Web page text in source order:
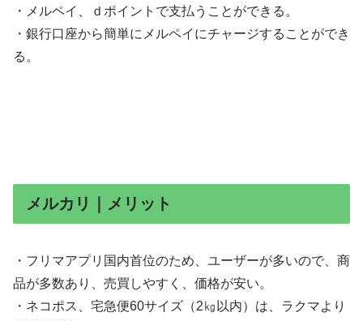
・メルペイ、ｄポイントで支払うことができる。
・銀行口座から簡単にメルペイにチャージすることができ
る。
メルカリ｜メリット
・フリマアプリ国内首位のため、ユーザーが多いので、商
品が多数あり、売買しやすく、価格が安い。
・ネコポス、宅急便60サイズ（2㎏以内）は、ラクマより